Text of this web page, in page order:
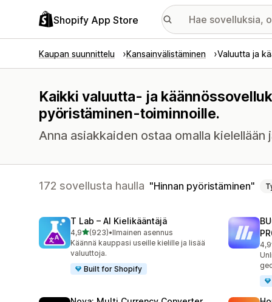
Shopify App Store
Kaupan suunnittelu Kansainvälistäminen Valuutta ja
Kaikki valuutta- ja
pyöristäminen-toiminnoille.
Anna asiakkaiden ostaa omalla kielellään
172 sovellusta haulla Hinnan pyöristäminen
T Lab – AI Kielikääntäjä
4,9/ 5 tähteä
(923)
923 arvostelua yhteensä
•Ilmainen asennus
Käännä kauppasi useille kielille ja lisää
valuuttoja.
Built for Shopify
4,9